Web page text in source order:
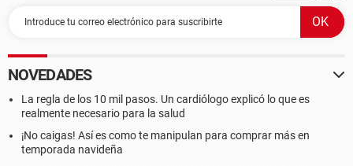
NOVEDADES
La regla de los 10 mil pasos. Un cardiólogo explicó lo que es
realmente necesario para la salud
¡No caigas! Así es como te manipulan para comprar más en
temporada navideña